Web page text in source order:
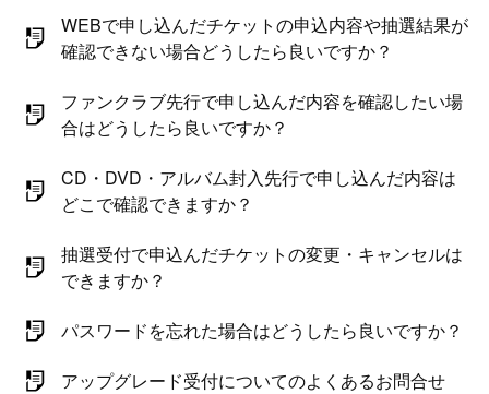
WEBで申し込んだチケットの申込内容や抽選結果が
確認できない場合どうしたら良いですか？
ファンクラブ先行で申し込んだ内容を確認したい場
合はどうしたら良いですか？
CD・DVD・アルバム封入先行で申し込んだ内容は
どこで確認できますか？
抽選受付で申込んだチケットの変更・キャンセルは
できますか？
パスワードを忘れた場合はどうしたら良いですか？
アップグレード受付についてのよくあるお問合せ